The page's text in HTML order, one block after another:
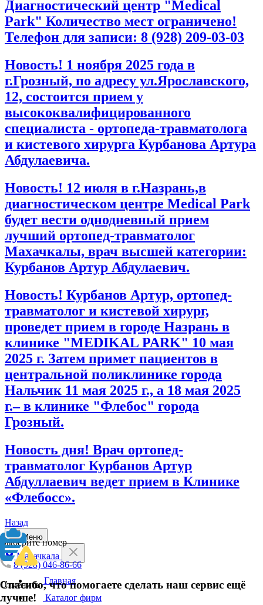
Диагностический центр "Medical
Park" Количество мест ограничено!
Телефон для записи: 8 (928) 209-03-03
Новость! 1 ноября 2025 года в
г.Грозный, по адресу ул.Ярославского,
12, состоится прием у
высококвалифицированного
специалиста - ортопеда-травматолога
и кистевого хирурга Курбанова Артура
Абдулаевича.
Новость! 12 июля в г.Назрань,в
диагностическом центре Medical Park
будет вести однодневный прием
лучший ортопед-травматолог
Махачкалы, врач высшей категории:
Курбанов Артур Абдулаевич.
Новость! Курбанов Артур, ортопед-
травматолог и кистевой хирург,
проведет прием в городе Назрань в
клинике "MEDIKAL PARK" 10 мая
2025 г. Затем примет пациентов в
центральной поликлинике города
Нальчик 11 мая 2025 г., а 18 мая 2025
г.– в клинике "Флебос" города
Грозный.
Новость дня! Врач ортопед-
травматолог Курбанов Артур
Абдуллаевич ведет прием в Клинике
«Флебосс».
Назад
Выберите номер
8 (928) 046-86-66
Отменить
Спасибо, что помогаете сделать наш сервис ещё
лучше!
Меню
Махачкала
Главная
Каталог фирм